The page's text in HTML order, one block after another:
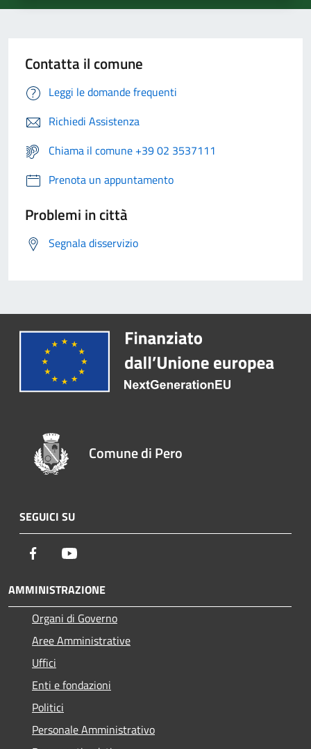
Contatta il comune
Leggi le domande frequenti
Richiedi Assistenza
Chiama il comune +39 02 3537111
Prenota un appuntamento
Problemi in città
Segnala disservizio
Comune di Pero
SEGUICI SU
Facebook
AMMINISTRAZIONE
Organi di Governo
Aree Amministrative
Uffici
Enti e fondazioni
Politici
Personale Amministrativo